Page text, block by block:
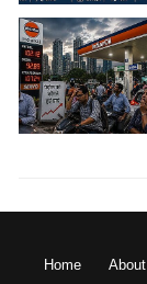
Home About